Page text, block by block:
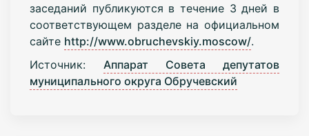
заседаний публикуются в течение 3 дней в
соответствующем разделе на официальном
сайте http://www.obruchevskiy.moscow/.
Источник: Аппарат Совета депутатов
муниципального округа Обручевский